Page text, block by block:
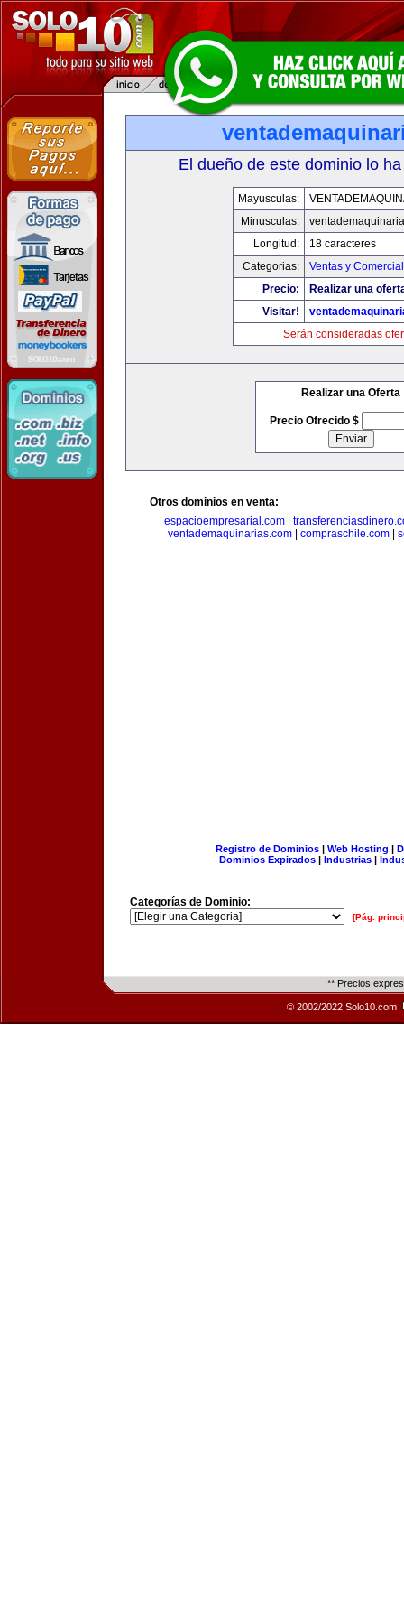
El dueño de este dominio lo
Mayusculas:
Minusculas:
Longitud:
18 caracteres
Categorias:
Ventas y
Precio:
Realizar una
Visitar!
Serán consideradas
Realizar una Oferta
Precio Ofrecido $
Otros dominios en venta:
espacioempresarial.com
ventademaquinarias.com| compraschile.com|
Registro de Dominios| Web Hosting |
Dominios Expirados | Industrias |
Categorías de Dominio:
[Pág.
** Precios
© 2002/2022 Solo10.com